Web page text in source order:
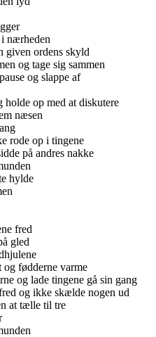
nærheden
given ordens skyld
og tage sig sammen
og slappe af
holde op med at diskutere
næsen
rode op i tingene
på andres nakke
hylde
fred
gled
fødderne varme
og lade tingene gå sin gang
og ikke skælde nogen ud
at tælle til tre